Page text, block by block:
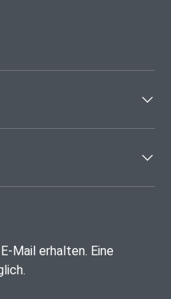
Mail erhalten. Eine